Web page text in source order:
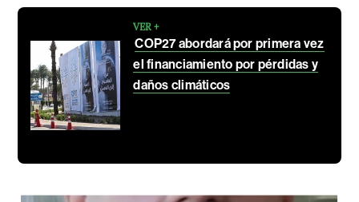
VER +
COP27 abordará por primera vez
el financiamiento por pérdidas y
daños climáticos